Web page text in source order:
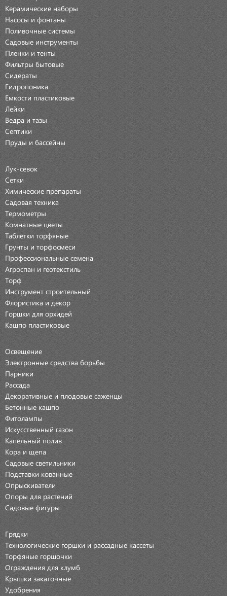
Керамические наборы
Насосы и фонтаны
Поливочные системы
Садовые инструменты
Пленки и тенты
Фильтры бытовые
Сидераты
Гидропоника
Емкости пластиковые
Лейки
Ведра и тазы
Септики
Пруды и бассейны
Лук-севок
Сетки
Химические препараты
Садовая техника
Термометры
Комнатные цветы
Таблетки торфяные
Грунты и торфосмеси
Профессиональные семена
Агроспан и геотекстиль
Торф
Инструмент строительный
Флористика и декор
Горшки для орхидей
Кашпо пластиковые
Освещение
Электронные средства борьбы
Парники
Рассада
Декоративные и плодовые саженцы
Бетонные кашпо
Фитолампы
Искусственный газон
Капельный полив
Кора и щепа
Садовые светильники
Подставки кованные
Опрыскиватели
Опоры для растений
Садовые фигуры
Грядки
Технологические горшки и рассадные кассеты
Торфяные горшочки
Ограждения для клумб
Крышки закаточные
Удобрения